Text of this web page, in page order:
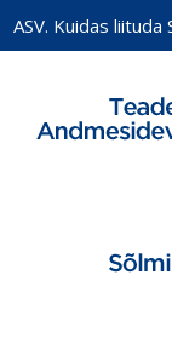
ASV. Kuidas